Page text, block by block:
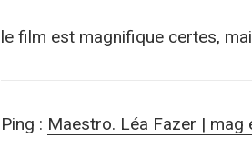
le film est magnifique certes,
Ping : Maestro. Léa Fazer | mag